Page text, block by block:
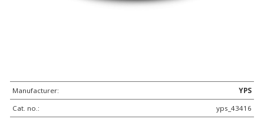
Manufacturer:
YPS
Cat. no.:
yps_43416